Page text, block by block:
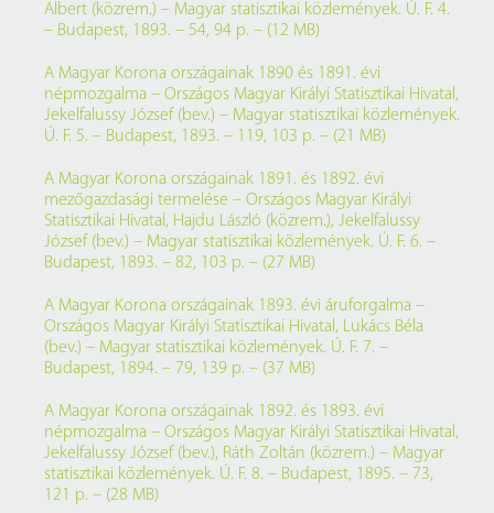
Albert (közrem.) – Magyar statisztikai közlemények. Ú. F. 4.
– Budapest, 1893. – 54, 94 p. – (12 MB)
A Magyar Korona országainak 1890 és 1891. évi
népmozgalma – Országos Magyar Királyi Statisztikai Hivatal,
Jekelfalussy József (bev.) – Magyar statisztikai közlemények.
Ú. F. 5. – Budapest, 1893. – 119, 103 p. – (21 MB)
A Magyar Korona országainak 1891. és 1892. évi
mezőgazdasági termelése – Országos Magyar Királyi
Statisztikai Hivatal, Hajdu László (közrem.), Jekelfalussy
József (bev.) – Magyar statisztikai közlemények. Ú. F. 6. –
Budapest, 1893. – 82, 103 p. – (27 MB)
A Magyar Korona országainak 1893. évi áruforgalma –
Országos Magyar Királyi Statisztikai Hivatal, Lukács Béla
(bev.) – Magyar statisztikai közlemények. Ú. F. 7. –
Budapest, 1894. – 79, 139 p. – (37 MB)
A Magyar Korona országainak 1892. és 1893. évi
népmozgalma – Országos Magyar Királyi Statisztikai Hivatal,
Jekelfalussy József (bev.), Ráth Zoltán (közrem.) – Magyar
statisztikai közlemények. Ú. F. 8. – Budapest, 1895. – 73,
121 p. – (28 MB)